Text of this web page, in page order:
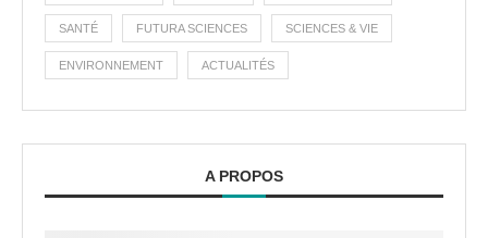
SANTÉ FUTURA SCIENCES SCIENCES & VIE
ENVIRONNEMENT ACTUALITÉS
A PROPOS